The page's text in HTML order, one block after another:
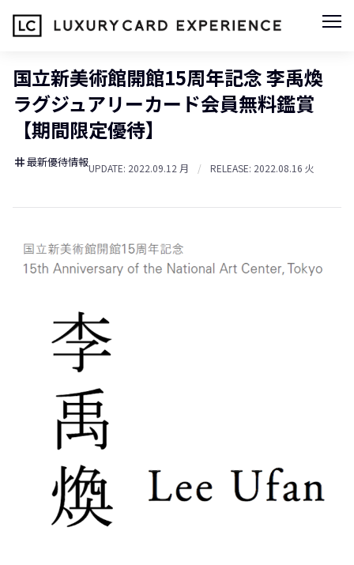
国立新美術館開館15周年記念 李禹煥
ラグジュアリーカード会員無料鑑賞
【期間限定優待】
tag最新優待情報UPDATE: 2022.09.12 月 / RELEASE: 2022.08.16 火